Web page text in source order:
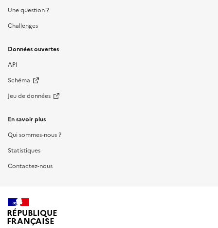
Une question ?
Challenges
Données ouvertes
API
Schéma
Jeu de données
En savoir plus
Qui sommes-nous ?
Statistiques
Contactez-nous
RÉPUBLIQUE
FRANÇAISE